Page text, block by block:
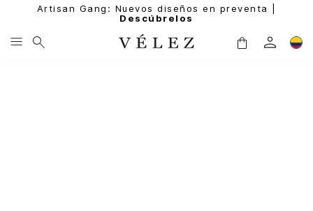
Artisan Gang: Nuevos diseños en preventa |
Descúbrelos